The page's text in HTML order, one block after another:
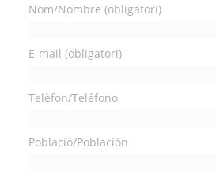
Nom/Nombre (obligatori)
E-mail (obligatori)
Telèfon/Teléfono
Població/Población